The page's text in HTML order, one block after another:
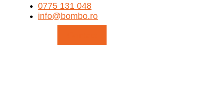
0775 131 048
info@bombo.ro